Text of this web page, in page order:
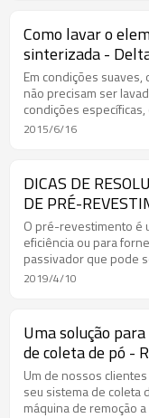
Como lavar o
sinterizada -
sinterizada
Em condições
não precisam ser
condições
Filtros de placa
2015/6/16
DICAS DE
DE PRÉ-
DO COLETOR DE
O pré-revestimento é
eficiência ou para
passivador que pode
neutralizar
2019/4/10
Uma solução
de coleta de pó -
vidro a laser
Um de nossos
seu sistema de coleta
máquina de remoção a